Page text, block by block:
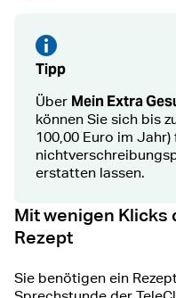
Tipp
Über Mein Extra
können Sie sich bis
100,00 Euro im
erstatten lassen.
Mit wenigen Klicks
Rezept
Sie benötigen ein